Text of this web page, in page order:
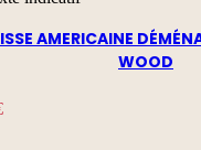
AMERICAINE
WOOD